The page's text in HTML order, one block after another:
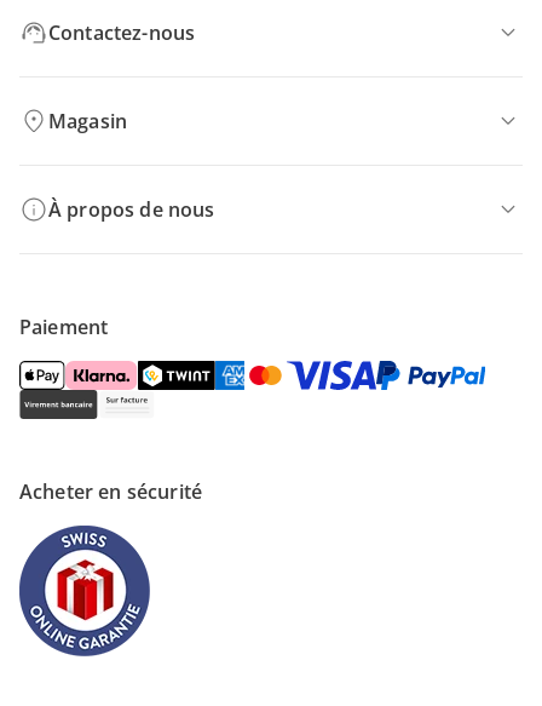
Contactez-nous
Magasin
À propos de nous
Paiement
Acheter en sécurité